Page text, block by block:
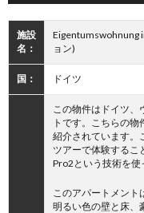
施設
名：
Eigentumswohnung
ョン)
国： ドイツ
この物件はドイツ、
トです。こちらの
紹介されています。
ツアーで体験するこ
Pro2という技術を使
このアパートメント
明るい色の壁と床、